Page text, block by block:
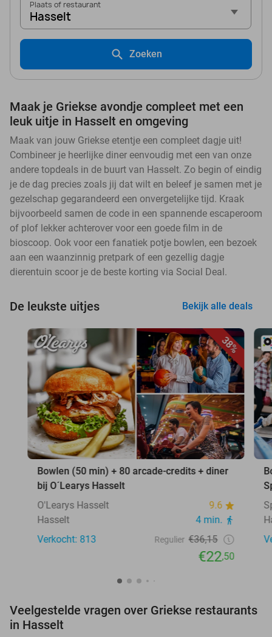
Plaats of restaurant
Hasselt
Zoeken
Maak je Griekse avondje compleet met een
leuk uitje in Hasselt en omgeving
Maak van jouw Griekse etentje een compleet dagje uit!
Combineer je heerlijke diner eenvoudig met een van onze
andere topdeals in de buurt van Hasselt. Zo begin of eindig
je de dag precies zoals jij dat wilt en beleef je samen met je
gezelschap gegarandeerd een onvergetelijke tijd. Kraak
bijvoorbeeld samen de code in een spannende escaperoom
of plof lekker achterover voor een goede film in de
bioscoop. Ook voor een fanatiek potje bowlen, een bezoek
aan een waanzinnig pretpark of een gezellig dagje
dierentuin scoor je de beste korting via Social Deal.
De leukste uitjes Bekijk alle deals
38%
Bowlen (50 min) + 80 arcade-credits + diner
bij O´Learys Hasselt
O'Learys Hasselt
9.6
Hasselt
4 min.
Verkocht: 813
Regulier €36,15
€22,50
Veelgestelde vragen over Griekse restaurants
in Hasselt